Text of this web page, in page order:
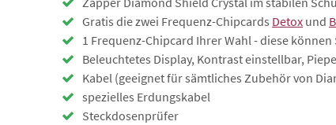
Gratis die zwei Frequenz-Chipcards Detox und
1 Frequenz-Chipcard Ihrer Wahl - diese
Beleuchtetes Display, Kontrast einstellbar,
Kabel (geeignet für sämtliches Zubehör von
spezielles Erdungskabel
Steckdosenprüfer